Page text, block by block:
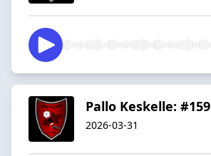
Pallo Keskelle: #159
2026-03-31